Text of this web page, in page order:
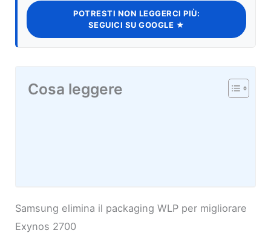
POTRESTI NON LEGGERCI PIÙ:
SEGUICI SU GOOGLE ★
Cosa leggere
Samsung elimina il packaging WLP per migliorare
Exynos 2700